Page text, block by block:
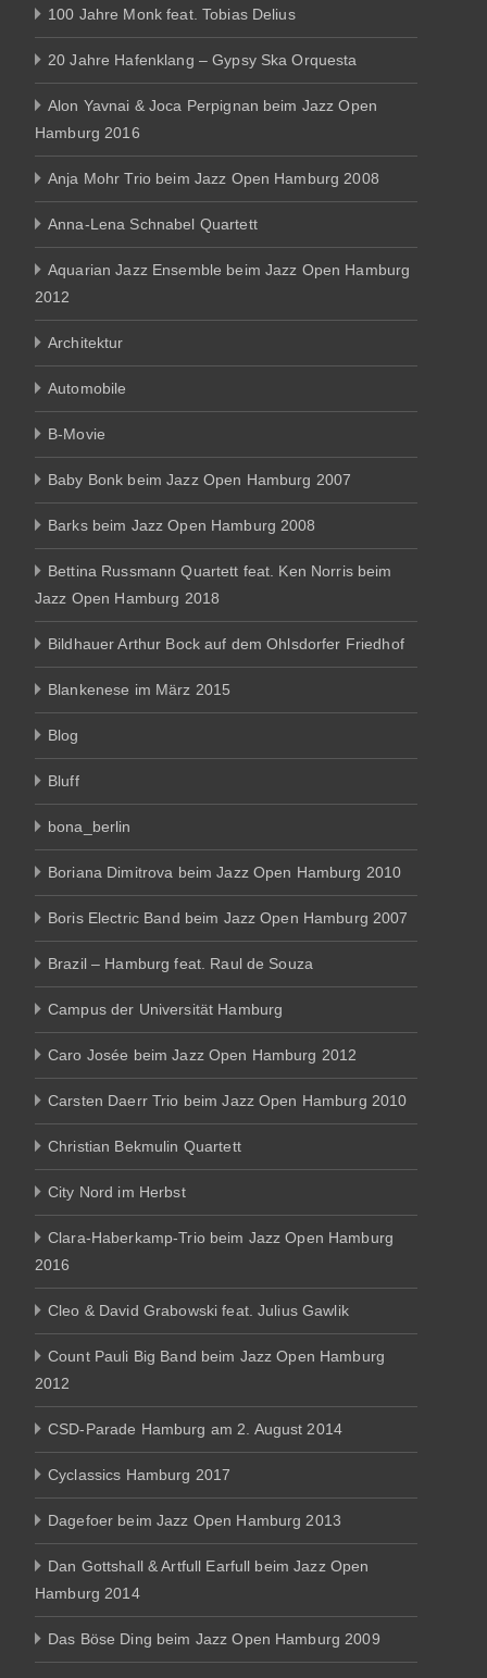
100 Jahre Monk feat. Tobias Delius
20 Jahre Hafenklang – Gypsy Ska Orquesta
Alon Yavnai & Joca Perpignan beim Jazz Open
Hamburg 2016
Anja Mohr Trio beim Jazz Open Hamburg 2008
Anna-Lena Schnabel Quartett
Aquarian Jazz Ensemble beim Jazz Open Hamburg
2012
Architektur
Automobile
B-Movie
Baby Bonk beim Jazz Open Hamburg 2007
Barks beim Jazz Open Hamburg 2008
Bettina Russmann Quartett feat. Ken Norris beim
Jazz Open Hamburg 2018
Bildhauer Arthur Bock auf dem Ohlsdorfer Friedhof
Blankenese im März 2015
Blog
Bluff
bona_berlin
Boriana Dimitrova beim Jazz Open Hamburg 2010
Boris Electric Band beim Jazz Open Hamburg 2007
Brazil – Hamburg feat. Raul de Souza
Campus der Universität Hamburg
Caro Josée beim Jazz Open Hamburg 2012
Carsten Daerr Trio beim Jazz Open Hamburg 2010
Christian Bekmulin Quartett
City Nord im Herbst
Clara-Haberkamp-Trio beim Jazz Open Hamburg
2016
Cleo & David Grabowski feat. Julius Gawlik
Count Pauli Big Band beim Jazz Open Hamburg
2012
CSD-Parade Hamburg am 2. August 2014
Cyclassics Hamburg 2017
Dagefoer beim Jazz Open Hamburg 2013
Dan Gottshall & Artfull Earfull beim Jazz Open
Hamburg 2014
Das Böse Ding beim Jazz Open Hamburg 2009